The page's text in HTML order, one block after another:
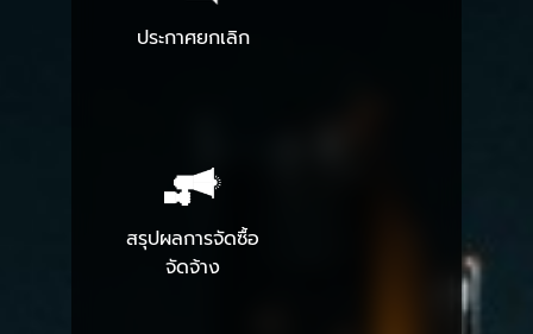
ประกาศยกเลิก
สรุปผลการจัดซื้อ
จัดจ้าง